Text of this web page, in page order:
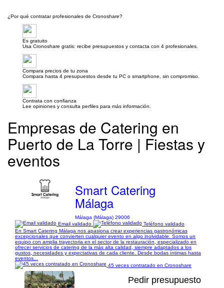
¿Por qué contratar profesionales de Cronoshare?
Es gratuito
Usa Cronoshare gratis: recibe presupuestos y contacta con 4 profesionales.
Compara precios de tu zona
Compara hasta 4 presupuestos desde tu PC o smartphone, sin compromiso.
Contrata con confianza
Lee opiniones y consulta perfiles para más información.
Empresas de Catering en
Puerto de La Torre | Fiestas y
eventos
Smart Catering
Málaga
Málaga (Málaga) 29006
Email validado
Teléfono validado
En Smart Catering Málaga nos apasiona crear experiencias gastronómicas
excepcionales que convierten cualquier evento en algo inolvidable. Somos un
equipo con amplia trayectoria en el sector de la restauración, especializado en
ofrecer servicios de catering de la más alta calidad, siempre adaptados a los
gustos, necesidades y expectativas de cada cliente. Desde bodas íntimas hasta
eventos...
45 veces contratado en Cronoshare
Pedir presupuesto